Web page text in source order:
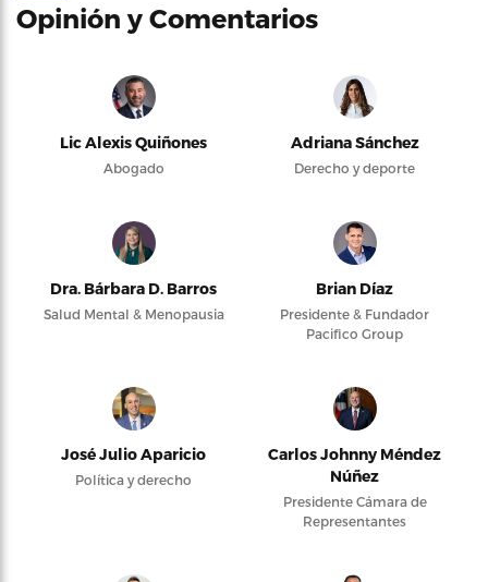
Opinión y Comentarios
Lic Alexis Quiñones
Abogado
Adriana Sánchez
Derecho y deporte
Dra. Bárbara D. Barros
Salud Mental & Menopausia
Brian Díaz
Presidente & Fundador
Pacifico Group
José Julio Aparicio
Política y derecho
Carlos Johnny Méndez
Núñez
Presidente Cámara de
Representantes